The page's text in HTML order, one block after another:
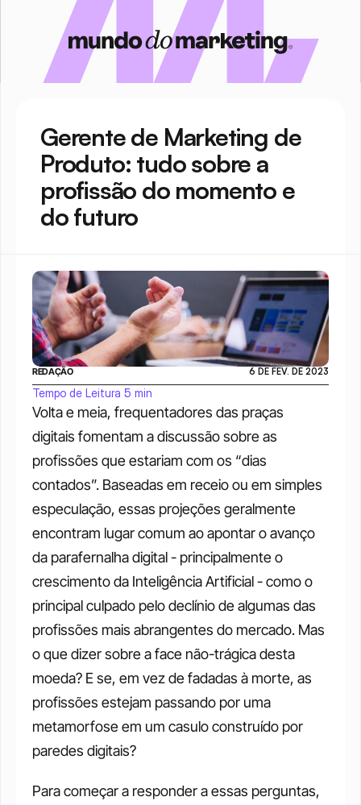
Gerente de Marketing de
Produto: tudo sobre a
profissão do momento e
do futuro
Volta e meia, frequentadores das praças
digitais fomentam a discussão sobre as
profissões que estariam com os “dias
contados”. Baseadas em receio ou em simples
especulação, essas projeções geralmente
encontram lugar comum ao apontar o avanço
da parafernalha digital - principalmente o
crescimento da Inteligência Artificial - como o
principal culpado pelo declínio de algumas das
profissões mais abrangentes do mercado. Mas
o que dizer sobre a face não-trágica desta
moeda? E se, em vez de fadadas à morte, as
profissões estejam passando por uma
metamorfose em um casulo construído por
paredes digitais?
Para começar a responder a essas perguntas,
REDAÇÃO 6 DE FEV. DE 2023
Tempo de Leitura 5 min